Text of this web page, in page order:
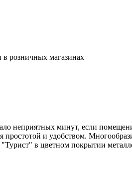
в розничных магазинах
неприятных минут, если
и удобством.
в цветном покрытии